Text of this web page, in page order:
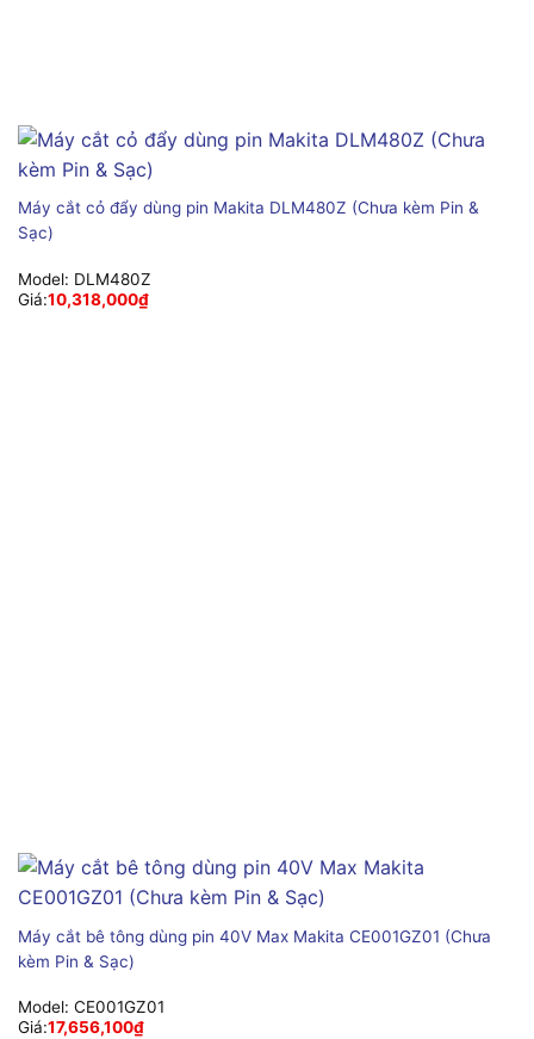
Máy cắt cỏ đẩy dùng pin Makita DLM480Z (Chưa kèm Pin &
Sạc)
Model: DLM480Z
Giá:10,318,000₫
Máy cắt bê tông dùng pin 40V Max Makita CE001GZ01 (Chưa
kèm Pin & Sạc)
Model: CE001GZ01
Giá:17,656,100₫